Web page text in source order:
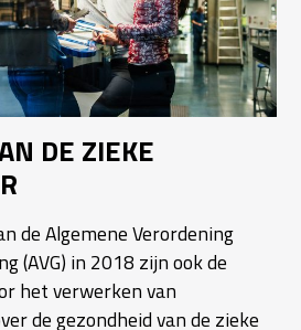
DE ZIEKE
de Algemene Verordening
(AVG) in 2018 zijn ook de
het verwerken van
de gezondheid van de zieke